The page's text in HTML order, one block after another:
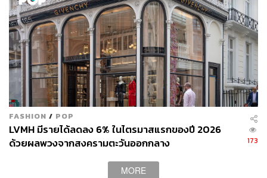
FASHION / POP
LVMH มีรายได้ลดลง 6% ในไตรมาสแรกของปี 2026
ด้วยผลพวงจากสงครามตะวันออกกลาง
173
MORE